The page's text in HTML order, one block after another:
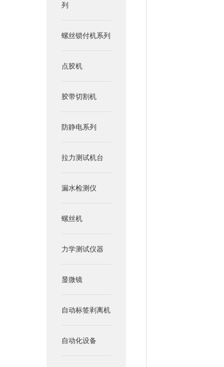
列
螺丝锁付机系列
点胶机
胶带切割机
防静电系列
拉力测试机台
漏水检测仪
螺丝机
力学测试仪器
显微镜
自动标签剥离机
自动化设备